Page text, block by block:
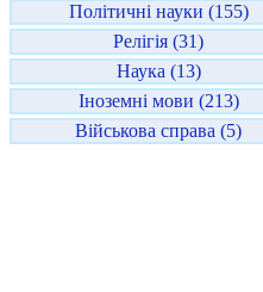
Політичні науки (155)
Релігія (31)
Наука (13)
Іноземні мови (213)
Військова справа (5)